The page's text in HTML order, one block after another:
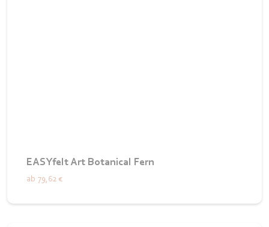
EASYfelt Art Botanical Fern
ab 79,62 €